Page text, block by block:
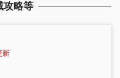
攻略等
新